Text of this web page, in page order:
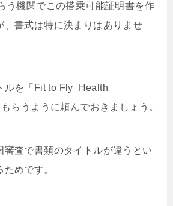
う機関でこの搭乗可能証明書を作
、書式は特に決まりはありませ
ルを「Fit to Fly Health
らうように頼んでおきましょう。
審査で書類のタイトルが違うとい
めです。